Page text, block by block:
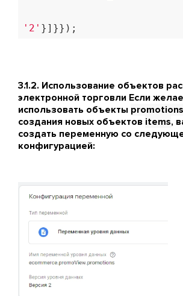
'2' }]}});
3.1.2. Использование объектов
электронной торговли Если
использовать объекты promotions
создания новых объектов items,
создать переменную со
конфигурацией: